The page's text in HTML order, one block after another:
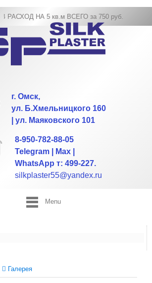
НА 5 кв.м ВСЕГО за 750 руб.
г. Омск,
ул. Б.Хмельницкого 160
| ул. Маяковского 101
8-950-782-88-05
Telegram | Max |
WhatsApp т: 499-227.
silkplaster55@yandex.ru
Menu
Галерея